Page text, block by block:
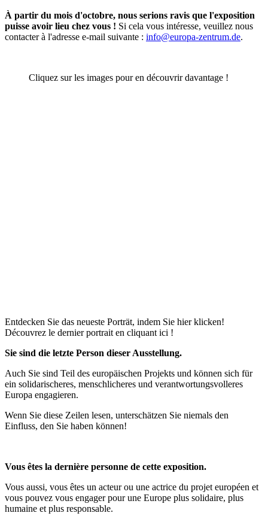
À partir du mois d'octobre, nous serions ravis que l'exposition
puisse avoir lieu chez vous ! Si cela vous intéresse, veuillez nous
contacter à l'adresse e-mail suivante : info@europa-zentrum.de.
Cliquez sur les images pour en découvrir davantage !
Entdecken Sie das neueste Porträt, indem Sie hier klicken!
Découvrez le dernier portrait en cliquant ici !
Sie sind die letzte Person dieser Ausstellung.
Auch Sie sind Teil des europäischen Projekts und können sich für
ein solidarischeres, menschlicheres und verantwortungsvolleres
Europa engagieren.
Wenn Sie diese Zeilen lesen, unterschätzen Sie niemals den
Einfluss, den Sie haben können!
Vous êtes la dernière personne de cette exposition.
Vous aussi, vous êtes un acteur ou une actrice du projet européen et
vous pouvez vous engager pour une Europe plus solidaire, plus
humaine et plus responsable.